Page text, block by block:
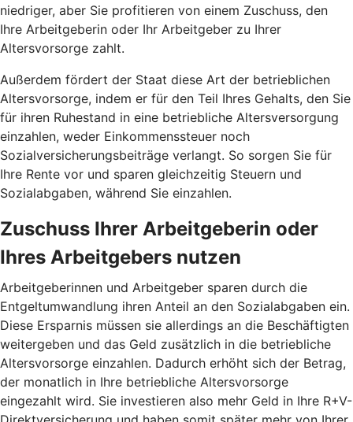
niedriger, aber Sie profitieren von einem Zuschuss, den
Ihre Arbeitgeberin oder Ihr Arbeitgeber zu Ihrer
Altersvorsorge zahlt.
Außerdem fördert der Staat diese Art der betrieblichen
Altersvorsorge, indem er für den Teil Ihres Gehalts, den Sie
für ihren Ruhestand in eine betriebliche Altersversorgung
einzahlen, weder Einkommenssteuer noch
Sozialversicherungsbeiträge verlangt. So sorgen Sie für
Ihre Rente vor und sparen gleichzeitig Steuern und
Sozialabgaben, während Sie einzahlen.
Zuschuss Ihrer Arbeitgeberin oder
Ihres Arbeitgebers nutzen
Arbeitgeberinnen und Arbeitgeber sparen durch die
Entgeltumwandlung ihren Anteil an den Sozialabgaben ein.
Diese Ersparnis müssen sie allerdings an die Beschäftigten
weitergeben und das Geld zusätzlich in die betriebliche
Altersvorsorge einzahlen. Dadurch erhöht sich der Betrag,
der monatlich in Ihre betriebliche Altersvorsorge
eingezahlt wird. Sie investieren also mehr Geld in Ihre R+V-